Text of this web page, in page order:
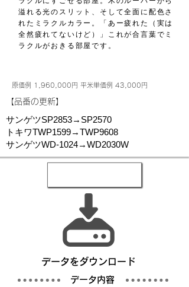
溢れる光のスリット、そして全面に配色さ
れたミラクルカラー。「あー疲れた（実は
全然疲れてないけど）」これが合言葉でミ
ラクルがおきる部屋です。
原価例 1,960,000円 平米単価例 43,000円
​【品番の更新】
サンゲツSP2853→SP2570
トキワTWP1599→TWP9608
サンゲツWD-1024→WD2030W
​データをダウンロード
​データ内容